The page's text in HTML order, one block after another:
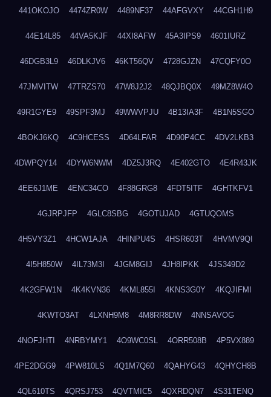
441OKOJO 4474ZR0W 4489NF37 44AFGVXY 44CGH1H9
44E14L85 44VA5KJF 44XI8AFW 45A3IPS9 4601IURZ
46DGB3L9 46DLKJV6 46KT56QV 4728GJZN 47CQFY0O
47JMVITW 47TRZS70 47W8J2J2 48QJBQ0X 49MZ8W4O
49R1GYE9 49SPF3MJ 49WWVPJU 4B13IA3F 4B1N5SGO
4BOKJ6KQ 4C9HCESS 4D64LFAR 4D90P4CC 4DV2LKB3
4DWPQY14 4DYW6NWM 4DZ5J3RQ 4E402GTO 4E4R43JK
4EE6J1ME 4ENC34CO 4F88GRG8 4FDT5ITF 4GHTKFV1
4GJRPJFP 4GLC8SBG 4GOTUJAD 4GTUQOMS
4H5VY3Z1 4HCW1AJA 4HINPU4S 4HSR603T 4HVMV9QI
4I5H850W 4IL73M3I 4JGM8GIJ 4JH8IPKK 4JS349D2
4K2GFW1N 4K4KVN36 4KML855I 4KNS3G0Y 4KQJIFMI
4KWTO3AT 4LXNH9M8 4M8RR8DW 4NNSAVOG
4NOFJHTI 4NRBYMY1 4O9WC0SL 4ORR508B 4P5VX889
4PE2DGG9 4PW810LS 4Q1M7Q60 4QAHYG43 4QHYCH8B
4QL610TS 4QRSJ753 4QVTMIC5 4QXRDQN7 4S31TENQ